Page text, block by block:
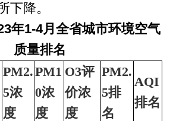
下降。
年1-4月全省城市环境空气
质量排名
PM2.
5浓
度
PM1
0浓
度
O3评
价浓
度
PM2.
5排
名
AQI
排名